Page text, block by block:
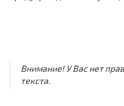
Внимание! У Вас нет
текста.